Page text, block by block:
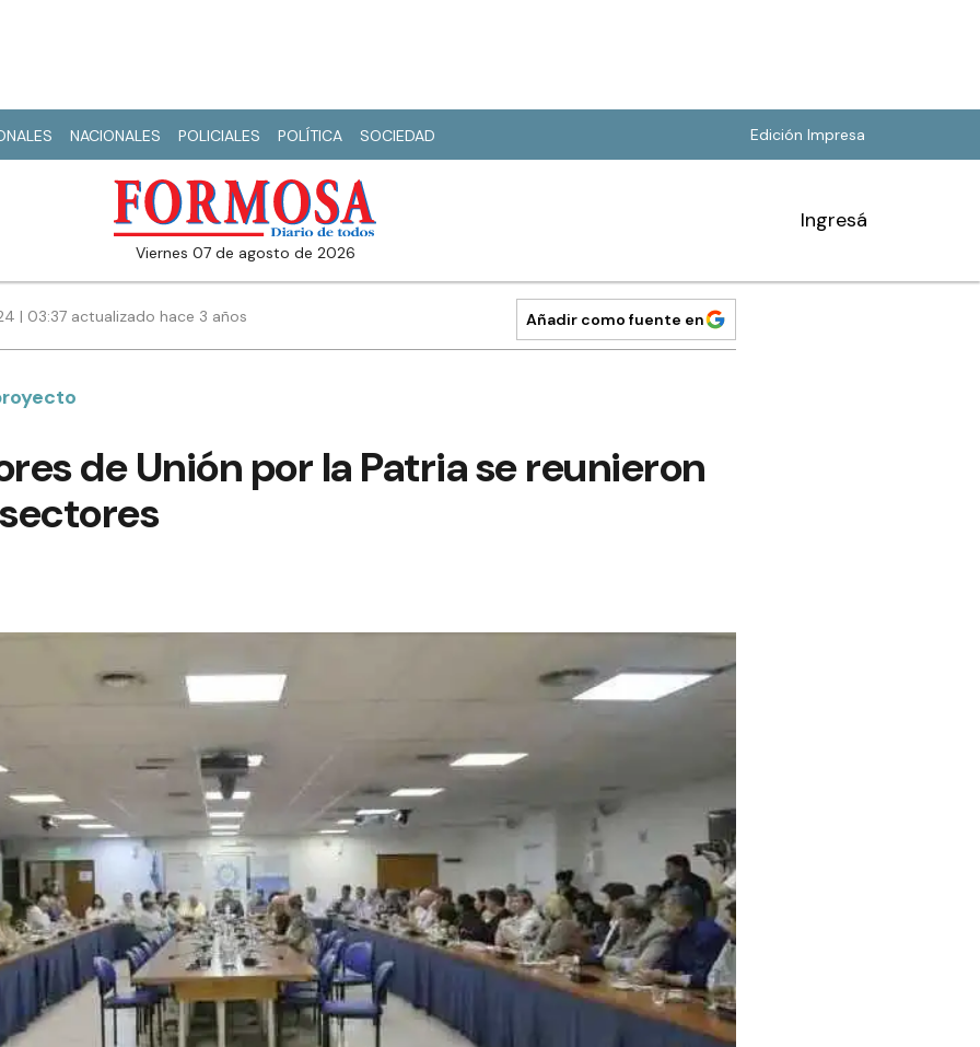
NACIONALES POLICIALES POLÍTICA SOCIEDAD Edición Impresa
viernes 07 de agosto de 2026
Ingresá
| 03:37 actualizado hace 3 años Añadir como fuente en
de Unión por la Patria se reunieron